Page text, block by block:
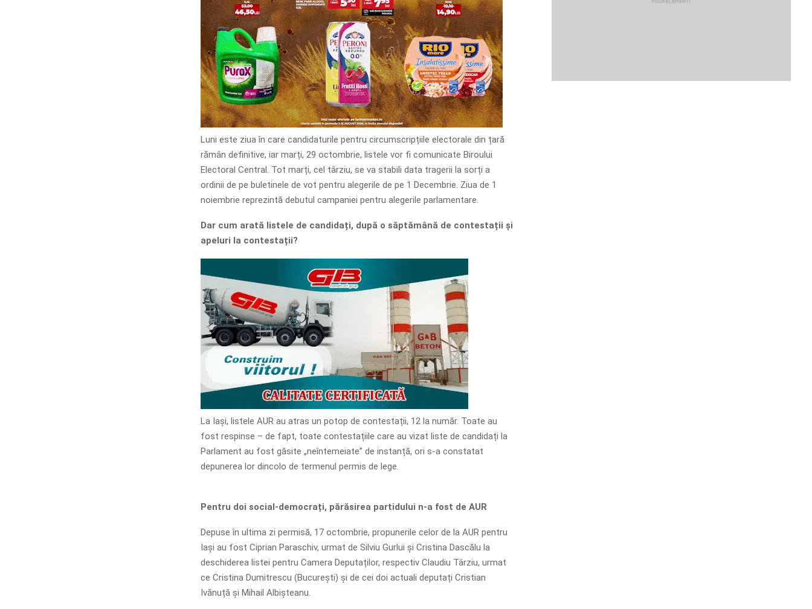
Luni este ziua în care candidaturile pentru circumscripțiile electorale din țară
rămân definitive, iar marți, 29 octombrie, listele vor fi comunicate Biroului
Electoral Central. Tot marți, cel târziu, se va stabili data tragerii la sorți a
ordinii de pe buletinele de vot pentru alegerile de pe 1 Decembrie. Ziua de 1
noiembrie reprezintă debutul campaniei pentru alegerile parlamentare.
Dar cum arată listele de candidați, după o săptămână de contestații și
apeluri la contestații?
La Iași, listele AUR au atras un potop de contestații, 12 la număr. Toate au
fost respinse – de fapt, toate contestațiile care au vizat liste de candidați la
Parlament au fost găsite „neîntemeiate” de instanță, ori s-a constatat
depunerea lor dincolo de termenul permis de lege.
Pentru doi social-democrați, părăsirea partidului n-a fost de AUR
Depuse în ultima zi permisă, 17 octombrie, propunerile celor de la AUR pentru
Iași au fost Ciprian Paraschiv, urmat de Silviu Gurlui și Cristina Dascălu la
deschiderea listei pentru Camera Deputaților, respectiv Claudiu Târziu, urmat
ce Cristina Dumitrescu (București) și de cei doi actuali deputați Cristian
Ivănuță și Mihail Albișteanu.